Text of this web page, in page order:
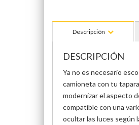
Descripción
DESCRIPCIÓN
Ya no es necesario
camioneta con tu
modernizar el aspecto
compatible con una
ocultar las luces según